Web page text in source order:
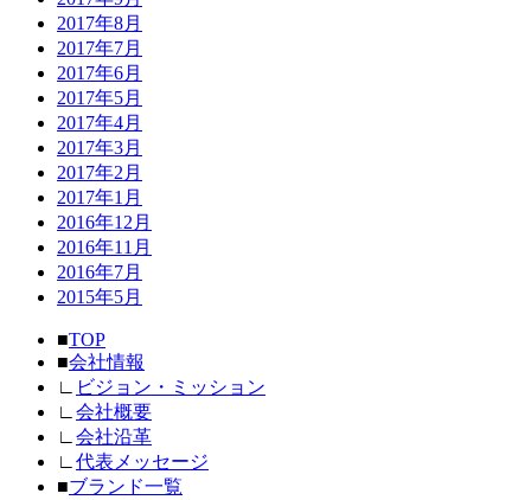
2017年8月
2017年7月
2017年6月
2017年5月
2017年4月
2017年3月
2017年2月
2017年1月
2016年12月
2016年11月
2016年7月
2015年5月
■TOP
■会社情報
∟
ビジョン・ミッション
∟ 会社概要
∟ 会社沿革
∟ 代表メッセージ
■ブランド一覧